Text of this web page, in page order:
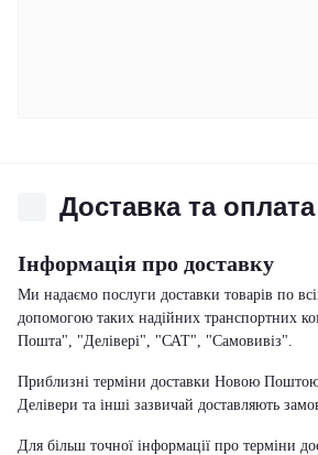
Доставка та
Інформація про доставку
Ми надаємо послуги доставки товарів по
допомогою таких надійних транспортних
Пошта", "Делівері", "САТ", "Самовивіз".
Приблизні терміни доставки Новою Поштою
Делівери та інші зазвичай доставляють
Для більш точної інформації про терміни